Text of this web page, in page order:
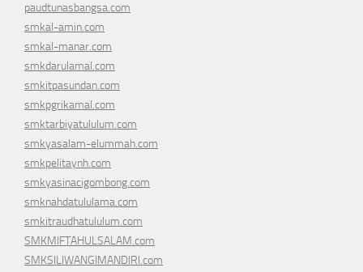
paudtunasbangsa.com
smkal-amin.com
smkal-manar.com
smkdarulamal.com
smkitpasundan.com
smkpgrikamal.com
smktarbiyatululum.com
smkyasalam-elummah.com
smkpelitaynh.com
smkyasinacigombong.com
smknahdatululama.com
smkitraudhatululum.com
SMKMIFTAHULSALAM.com
SMKSILIWANGIMANDIRI.com